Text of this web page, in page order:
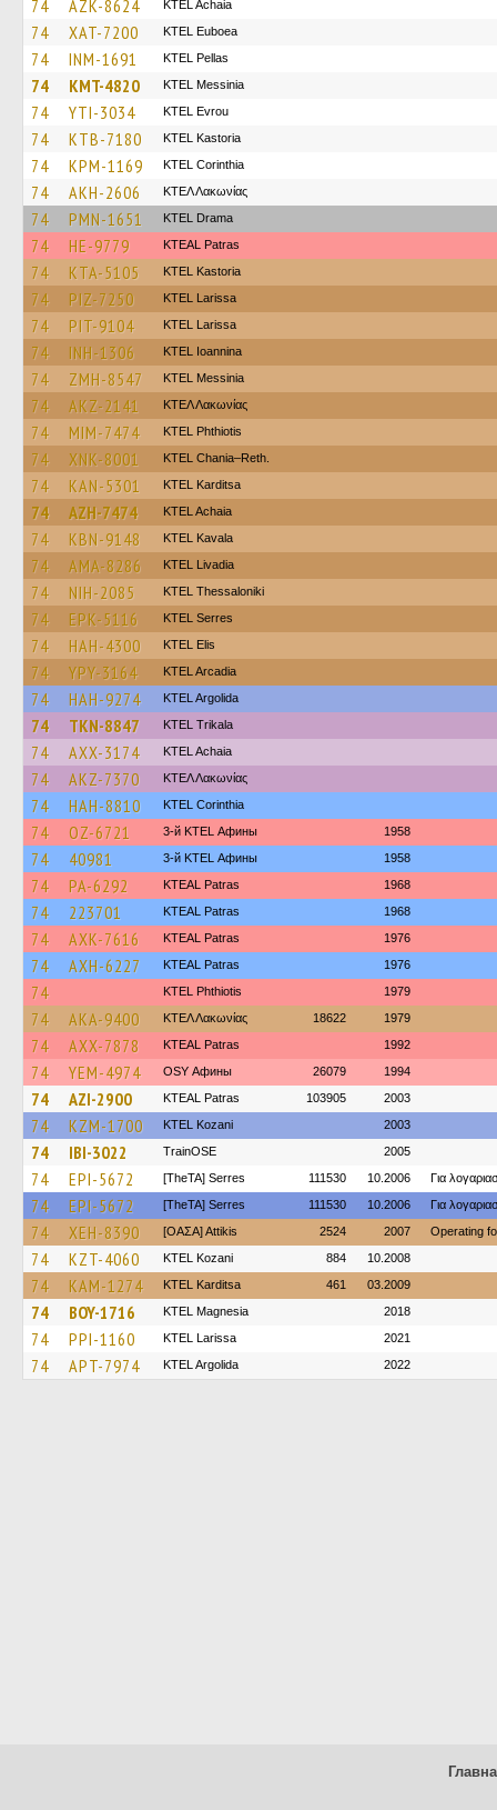
74 AZK-8624 KTEL Achaia
74 XAT-7200 ΚΤΕL Euboea
74 INM-1691 KTEL Pellas
74 KMT-4820 KTEL Messinia
74 YTI-3034 KTEL Evrou
74 KTB-7180 KTEL Kastoria
74 KPM-1169 KTEL Corinthia
74 AKH-2606 ΚΤΕΛ Λακωνίας
74 PMN-1651 KTEL Drama
74 HE-9779 KTEAL Patras
74 KTA-5105 KTEL Kastoria
74 PIZ-7250 KTEL Larissa
74 PIT-9104 KTEL Larissa
74 INH-1306 KTEL Ioannina
74 ZMH-8547 KTEL Messinia
74 AKZ-2141 ΚΤΕΛ Λακωνίας
74 MIM-7474 ΚΤΕL Phthiotis
74 XNK-8001 KTEL Chania–Reth.
74 KAN-5301 ΚΤΕL Karditsa
74 AZH-7474 KTEL Achaia
74 KBN-9148 KTEL Kavala
74 AMA-8286 KTEL Livadia
74 NIH-2085 KTEL Thessaloniki
74 EPK-5116 KTEL Serres
74 HAH-4300 KTEL Elis
74 YPY-3164 KTEL Arcadia
74 HAH-9274 KTEL Argolida
74 TKN-8847 ΚΤΕL Τrikala
74 AXX-3174 KTEL Achaia
74 AKZ-7370 ΚΤΕΛ Λακωνίας
74 HAH-8810 KTEL Corinthia
74 OZ-6721 3-й KTEL Афины 1958
74 40981 3-й KTEL Афины 1958
74 PA-6292 KTEAL Patras 1968
74 223701 KTEAL Patras 1968
74 AXK-7616 KTEAL Patras 1976
74 AXH-6227 KTEAL Patras 1976
74 ΚΤΕL Phthiotis 1979
74 AKA-9400 ΚΤΕΛ Λακωνίας 18622 1979
74 AXX-7878 KTEAL Patras 1992
74 YEM-4974 OSY Афины 26079 1994
74 AZI-2900 KTEAL Patras 103905 2003
74 KZM-1700 ΚΤΕL Kozani 2003
74 IBI-3022 TrainΟSE 2005
74 EPI-5672 [TheTA] Serres 111530 10.2006 Για
74 EPI-5672 [TheTA] Serres 111530 10.2006 Για
74 XEH-8390 [ΟΑΣΑ] Αttikis 2524 2007 Operating
74 KZT-4060 ΚΤΕL Kozani 884 10.2008
74 KAM-1274 ΚΤΕL Karditsa 461 03.2009
74 BOY-1716 ΚΤΕL Magnesia 2018
74 PPI-1160 KTEL Larissa 2021
74 APT-7974 KTEL Argolida 2022